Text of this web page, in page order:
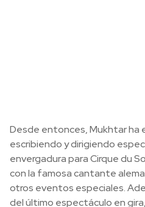
Desde entonces, Mukhtar ha
escribiendo y dirigiendo
envergadura para Cirque du
con la famosa cantante
otros eventos especiales.
del último espectáculo en